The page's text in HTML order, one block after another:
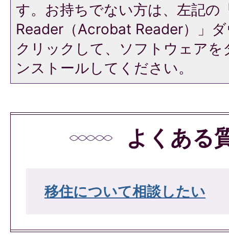
す。お持ちでない方は、左記の
Reader（Acrobat Reader）」
クリックして、ソフトウェア
ンストールしてください。
よくある
移住について相談したい